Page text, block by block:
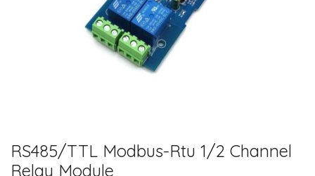
RS485/TTL Modbus-Rtu 1/2 Channel
Relay Module